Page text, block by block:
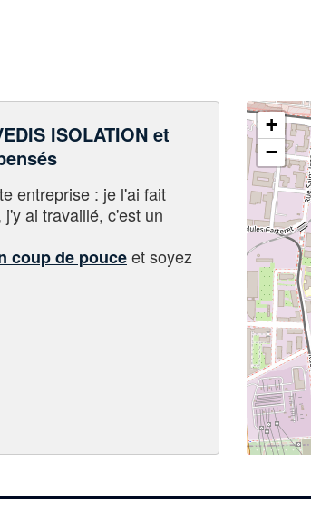
ISOLATION et
entreprise : je l'ai fait
ai travaillé, c'est un
coup de pouceet soyez
+
−